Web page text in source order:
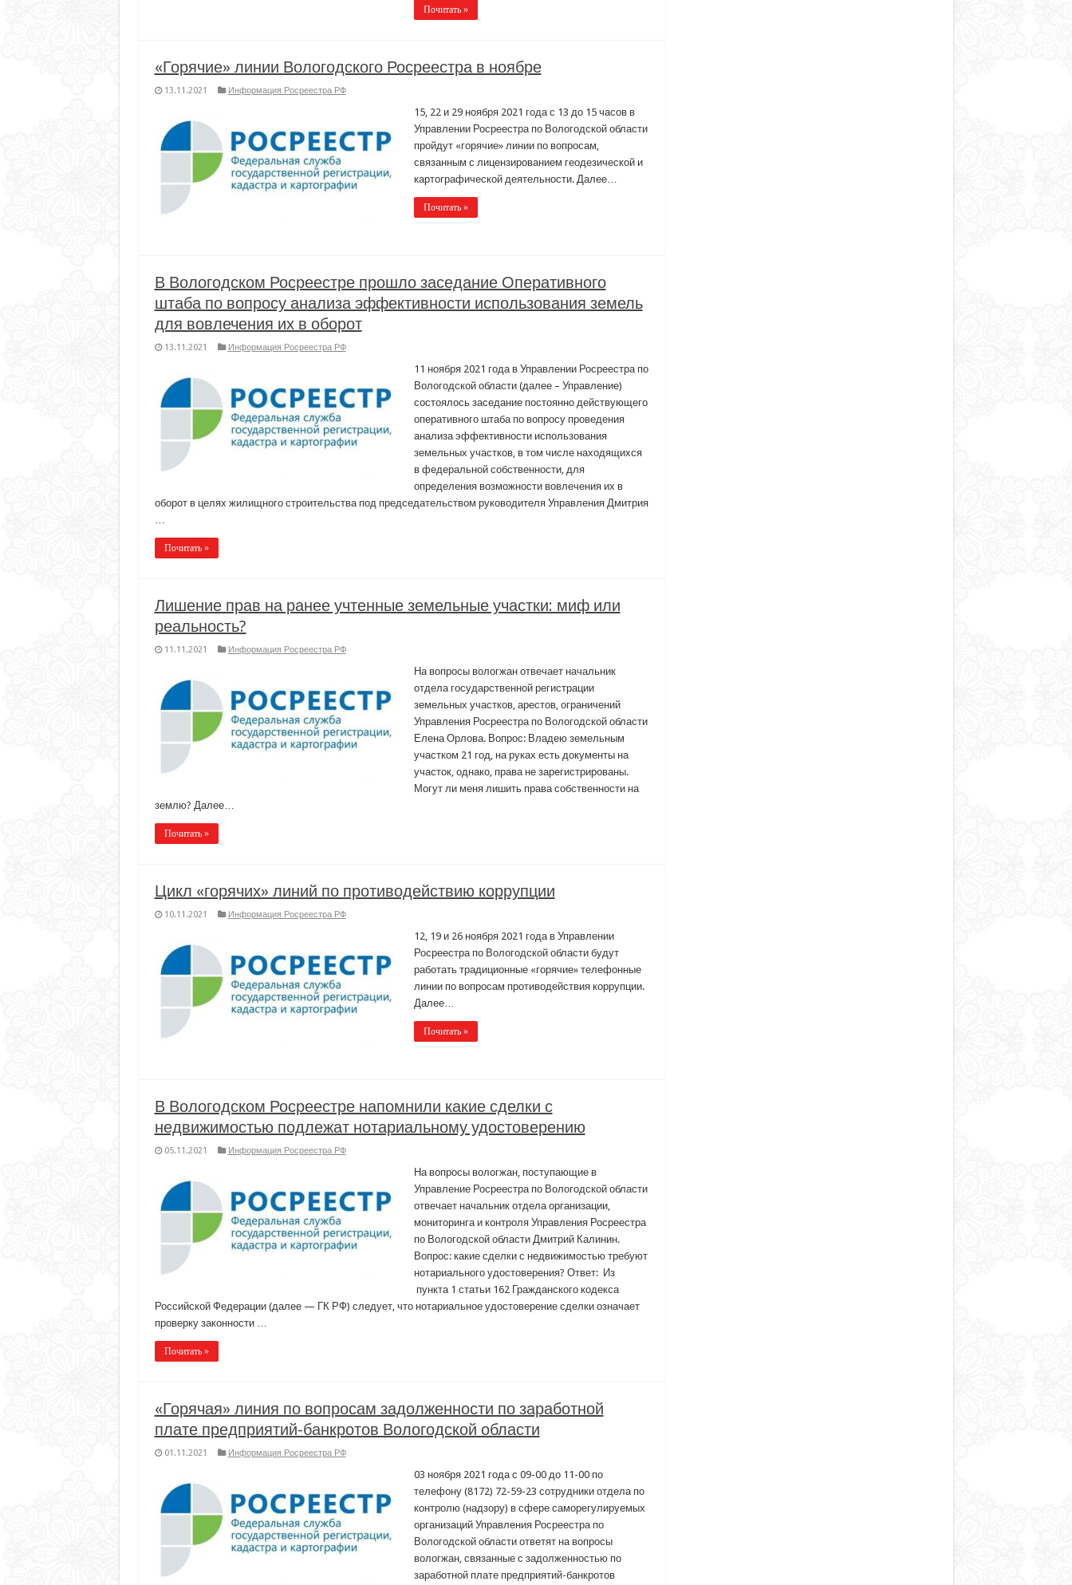
Почитать »
«Горячие» линии Вологодского Росреестра в ноябре
13.11.2021 Информация Росреестра РФ
15, 22 и 29 ноября 2021 года с 13 до 15 часов в
Управлении Росреестра по Вологодской области
пройдут «горячие» линии по вопросам,
связанным с лицензированием геодезической и
картографической деятельности. Далее…
Почитать »
В Вологодском Росреестре прошло заседание Оперативного
штаба по вопросу анализа эффективности использования земель
для вовлечения их в оборот
13.11.2021 Информация Росреестра РФ
11 ноября 2021 года в Управлении Росреестра по
Вологодской области (далее – Управление)
состоялось заседание постоянно действующего
оперативного штаба по вопросу проведения
анализа эффективности использования
земельных участков, в том числе находящихся
в федеральной собственности, для
определения возможности вовлечения их в
оборот в целях жилищного строительства под председательством руководителя Управления Дмитрия
Почитать »
Лишение прав на ранее учтенные земельные участки: миф или
реальность?
11.11.2021 Информация Росреестра РФ
На вопросы вологжан отвечает начальник
отдела государственной регистрации
земельных участков, арестов, ограничений
Управления Росреестра по Вологодской области
Елена Орлова. Вопрос: Владею земельным
участком 21 год, на руках есть документы на
участок, однако, права не зарегистрированы.
Могут ли меня лишить права собственности на
землю? Далее…
Почитать »
Цикл «горячих» линий по противодействию коррупции
10.11.2021 Информация Росреестра РФ
12, 19 и 26 ноября 2021 года в Управлении
Росреестра по Вологодской области будут
работать традиционные «горячие» телефонные
линии по вопросам противодействия коррупции.
Далее…
Почитать »
В Вологодском Росреестре напомнили какие сделки с
недвижимостью подлежат нотариальному удостоверению
05.11.2021 Информация Росреестра РФ
На вопросы вологжан, поступающие в
Управление Росреестра по Вологодской области
отвечает начальник отдела организации,
мониторинга и контроля Управления Росреестра
по Вологодской области Дмитрий Калинин.
Вопрос: какие сделки с недвижимостью требуют
нотариального удостоверения? Ответ: Из
пункта 1 статьи 162 Гражданского кодекса
Российской Федерации (далее — ГК РФ) следует, что нотариальное удостоверение сделки означает
проверку законности …
Почитать »
«Горячая» линия по вопросам задолженности по заработной
плате предприятий-банкротов Вологодской области
01.11.2021 Информация Росреестра РФ
03 ноября 2021 года с 09-00 до 11-00 по
телефону (8172) 72-59-23 сотрудники отдела по
контролю (надзору) в сфере саморегулируемых
организаций Управления Росреестра по
Вологодской области ответят на вопросы
вологжан, связанные с задолженностью по
заработной плате предприятий-банкротов